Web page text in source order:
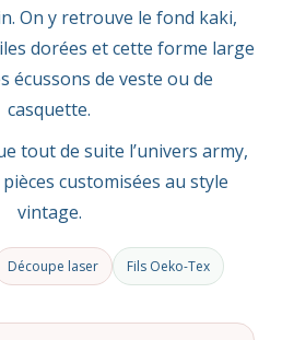
On y retrouve le fond kaki,
dorées et cette forme large
écussons de veste ou de
casquette.
tout de suite l’univers army,
customisées au style
vintage.
Découpe laser Fils Oeko-Tex